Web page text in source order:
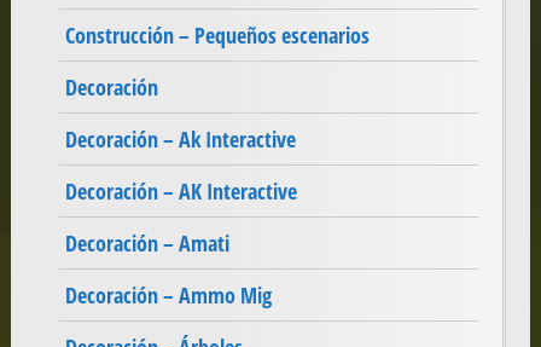
Construcción – Pequeños escenarios
Decoración
Decoración – Ak Interactive
Decoración – AK Interactive
Decoración – Amati
Decoración – Ammo Mig